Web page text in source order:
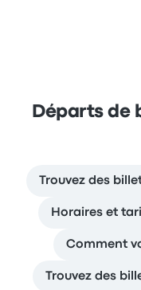
Départs de
Trouvez des
Horaires et
Comment
Trouvez des